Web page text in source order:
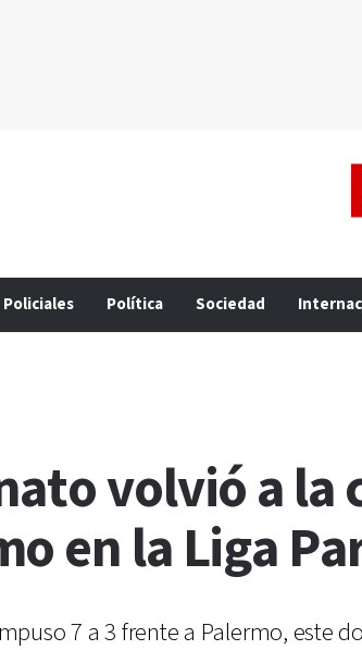
Policiales Política Sociedad
volvió a la
en la Liga
7 a 3 frente a Palermo, este